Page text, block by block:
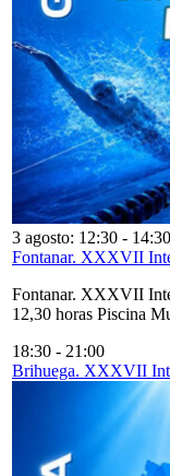
3 agosto: 12:30 - 14:30
Fontanar. XXXVII
Fontanar. XXXVII
12,30 horas Piscina
18:30 - 21:00
Brihuega. XXXVII